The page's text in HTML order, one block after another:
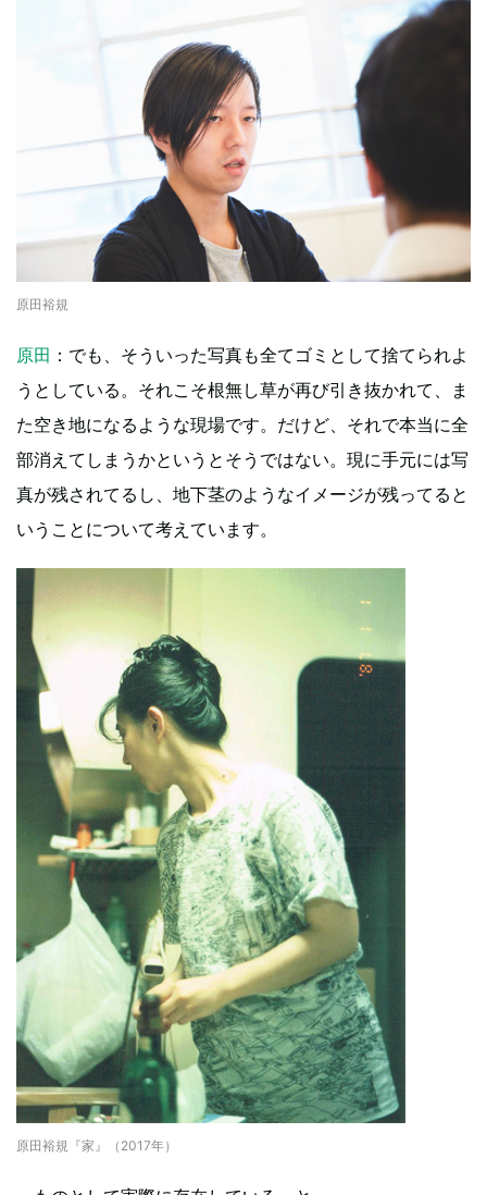
原田裕規
原田 ：でも、そういった写真も全てゴミとして捨てられよ
うとしている。それこそ根無し草が再び引き抜かれて、ま
た空き地になるような現場です。だけど、それで本当に全
部消えてしまうかというとそうではない。現に手元には写
真が残されてるし、地下茎のようなイメージが残ってると
いうことについて考えています。
原田裕規『家』（2017年）